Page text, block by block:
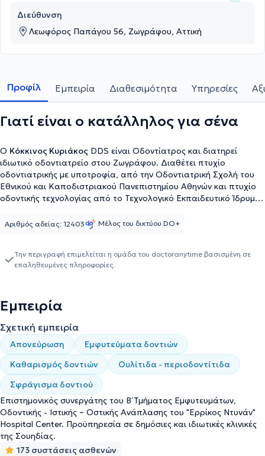
Διεύθυνση
Λεωφόρος Παπάγου 56, Ζωγράφου, Αττική
Προφίλ Εμπειρία Διαθεσιμότητα Υπηρεσίες
Γιατί είναι ο κατάλληλος για σένα
Ο Κόκκινος Κυριάκος DDS είναι Οδοντίατρος και διατηρεί
ιδιωτικό οδοντιατρείο στου Ζωγράφου. Διαθέτει πτυχίο
οδοντιατρικής με υποτροφία, από την Οδοντιατρική Σχολή του
Εθνικού και Καποδιστριακού Πανεπιστημίου Αθηνών και πτυχίο
οδοντικής τεχνολογίας από το Τεχνολογικό Εκπαιδευτικό Ίδρυμα
Εμφυτευμάτων, Οδοντικής, Ιστικής και Οστικής Ανάπλασης του
έχει διατελέσει Επιστημονικός Συνεργάτης στο Τμήμα Ακίνητης
Προσθετικής της Οδοντιατρικής Σχολής του Εθνικού και
στα πλαίσια της συνεχούς κατάρτισης και είναι μέλος του
Οδοντιατρικού Συλλόγου Αθηνών.
Αριθμός αδείας: 12403 Μέλος του δικτύου DO+
Την περιγραφή επιμελείται η ομάδα του doctoranytime βασισμένη σε
επαληθευμένες πληροφορίες.
Εμπειρία
Σχετική εμπειρία
Απονεύρωση
Εμφυτεύματα δοντιών
Καθαρισμός δοντιών
Ουλίτιδα - περιοδοντίτιδα
Σφράγισμα δοντιού
Επιστημονικός συνεργάτης του Β΄ Τμήματος Εμφυτευμάτων,
Οδοντικής - Ιστικής – Οστικής Ανάπλασης του "Ερρίκος Ντυνάν"
Hospital Center. Προϋπηρεσία σε δημόσιες και ιδιωτικές κλινικές
της Σουηδίας.
173 συστάσεις ασθενών